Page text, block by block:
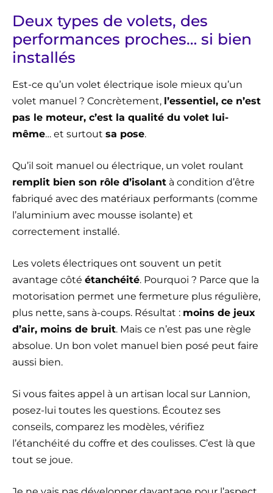
Deux types de volets, des
performances proches… si bien
installés
Est-ce qu’un volet électrique isole mieux qu’un
volet manuel ? Concrètement, l’essentiel, ce n’est
pas le moteur, c’est la qualité du volet lui-
même… et surtout sa pose.
Qu’il soit manuel ou électrique, un volet roulant
remplit bien son rôle d’isolant à condition d’être
fabriqué avec des matériaux performants (comme
l’aluminium avec mousse isolante) et
correctement installé.
Les volets électriques ont souvent un petit
avantage côté étanchéité. Pourquoi ? Parce que la
motorisation permet une fermeture plus régulière,
plus nette, sans à-coups. Résultat : moins de jeux
d’air, moins de bruit. Mais ce n’est pas une règle
absolue. Un bon volet manuel bien posé peut faire
aussi bien.
Si vous faites appel à un artisan local sur Lannion,
posez-lui toutes les questions. Écoutez ses
conseils, comparez les modèles, vérifiez
l’étanchéité du coffre et des coulisses. C’est là que
tout se joue.